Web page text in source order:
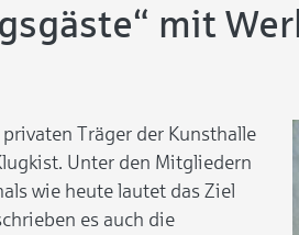
mit
privaten Träger der Kunsthalle
Unter den Mitgliedern
wie heute lautet das Ziel
es auch die